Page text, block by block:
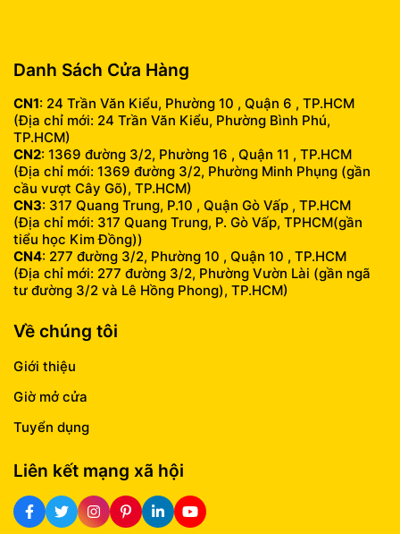
Danh Sách Cửa Hàng
CN1: 24 Trần Văn Kiểu, Phường 10 , Quận 6 , TP.HCM
(Địa chỉ mới: 24 Trần Văn Kiểu, Phường Bình Phú,
TP.HCM)
CN2: 1369 đường 3/2, Phường 16 , Quận 11 , TP.HCM
(Địa chỉ mới: 1369 đường 3/2, Phường Minh Phụng (gần
cầu vượt Cây Gõ), TP.HCM)
CN3: 317 Quang Trung, P.10 , Quận Gò Vấp , TP.HCM
(Địa chỉ mới: 317 Quang Trung, P. Gò Vấp, TPHCM(gần
tiểu học Kim Đồng))
CN4: 277 đường 3/2, Phường 10 , Quận 10 , TP.HCM
(Địa chỉ mới: 277 đường 3/2, Phường Vườn Lài (gần ngã
tư đường 3/2 và Lê Hồng Phong), TP.HCM)
Về chúng tôi
Giới thiệu
Giờ mở cửa
Tuyển dụng
Liên kết mạng xã hội